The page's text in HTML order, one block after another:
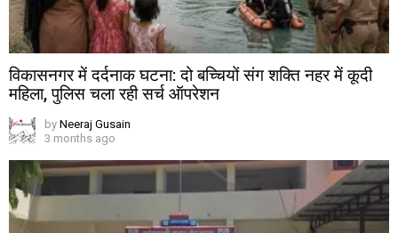
विकासनगर में दर्दनाक घटना: दो बच्चियों संग शक्ति नहर में कूदी
महिला, पुलिस चला रही सर्च ऑपरेशन
by Neeraj Gusain
3 months ago